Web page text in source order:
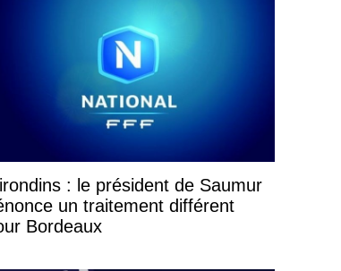
: le président de Saumur
un traitement différent
Bordeaux